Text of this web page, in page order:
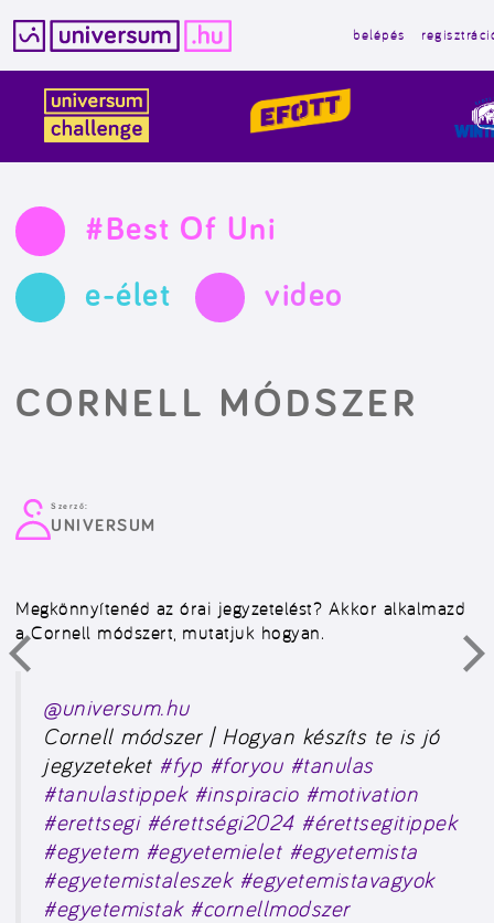
tartalomba
belépés
#Best Of Uni
e-élet
video
CORNELL MÓDSZER
Szerző:
UNIVERSUM
Megkönnyítenéd az órai jegyzetelést? Akkor alkalmazd
a Cornell módszert, mutatjuk hogyan.
@universum.hu
Cornell módszer | Hogyan készíts te is jó
jegyzeteket #fyp #foryou #tanulas
#tanulastippek #inspiracio #motivation
#erettsegi #érettségi2024 #érettsegitippek
#egyetem #egyetemielet #egyetemista
#egyetemistaleszek #egyetemistavagyok
#egyetemistak #cornellmodszer